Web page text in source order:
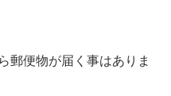
郵便物が届く事はありま